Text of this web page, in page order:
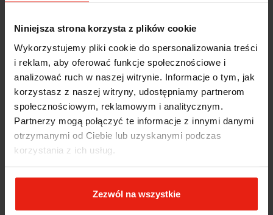
Niniejsza strona korzysta z plików cookie
Wykorzystujemy pliki cookie do spersonalizowania treści
i reklam, aby oferować funkcje społecznościowe i
analizować ruch w naszej witrynie. Informacje o tym, jak
korzystasz z naszej witryny, udostępniamy partnerom
społecznościowym, reklamowym i analitycznym.
Partnerzy mogą połączyć te informacje z innymi danymi
otrzymanymi od Ciebie lub uzyskanymi podczas
korzystania z ich usług.
Zezwól na wszystkie
Jak zbieramy opinie?
Marcin
5
Polecam szybko sprawnie dobrze zapakowane
Zostałem świetnie obsłużony. Brawa dla pracowników.
wczoraj
Alicja zweryfikowano
5
sprawnie, bez problemów. Bardzo pomocna obsługa
klienta.